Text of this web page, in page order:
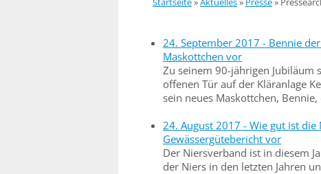
24. September 2017 - Bennie
Maskottchen vor
Zu seinem 90-jährigen Jubiläum
offenen Tür auf der Kläranlage
sein neues Maskottchen,
24. August 2017 - Wie gut ist
Gewässergütebericht vor
Der Niersverband ist in diesem
der Niers in den letzten Jahren